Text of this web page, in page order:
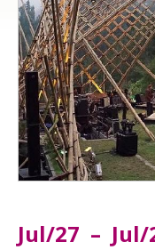
Jul/27 – Jul/